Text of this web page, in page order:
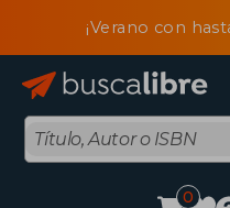
¡Verano con
0